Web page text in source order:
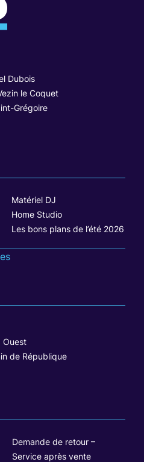
Dubois
le Coquet
Grégoire
Matériel DJ
Home Studio
Les bons plans de l’été 2026
Ouest
de République
Demande de retour –
Service après vente